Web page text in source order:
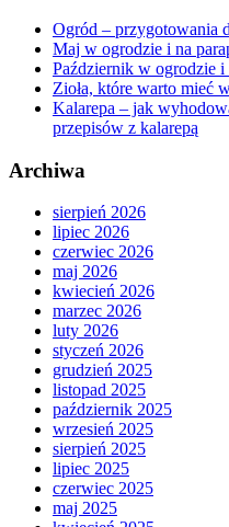
Ogród – przygotowania
Maj w ogrodzie i na
Październik w ogrodzie i
Zioła, które warto mieć
Kalarepa – jak
przepisów z kalarepą
Archiwa
sierpień 2026
lipiec 2026
czerwiec 2026
maj 2026
kwiecień 2026
marzec 2026
luty 2026
styczeń 2026
grudzień 2025
listopad 2025
październik 2025
wrzesień 2025
sierpień 2025
lipiec 2025
czerwiec 2025
maj 2025